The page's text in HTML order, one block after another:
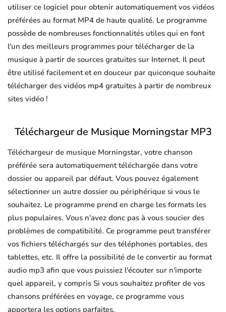
utiliser ce logiciel pour obtenir automatiquement vos vidéos
préférées au format MP4 de haute qualité. Le programme
possède de nombreuses fonctionnalités utiles qui en font
l'un des meilleurs programmes pour télécharger de la
musique à partir de sources gratuites sur Internet. Il peut
être utilisé facilement et en douceur par quiconque souhaite
télécharger des vidéos mp4 gratuites à partir de nombreux
sites vidéo !
Téléchargeur de Musique Morningstar MP3
Téléchargeur de musique Morningstar, votre chanson
préférée sera automatiquement téléchargée dans votre
dossier ou appareil par défaut. Vous pouvez également
sélectionner un autre dossier ou périphérique si vous le
souhaitez. Le programme prend en charge les formats les
plus populaires. Vous n'avez donc pas à vous soucier des
problèmes de compatibilité. Ce programme peut transférer
vos fichiers téléchargés sur des téléphones portables, des
tablettes, etc. Il offre la possibilité de le convertir au format
audio mp3 afin que vous puissiez l'écouter sur n'importe
quel appareil, y compris Si vous souhaitez profiter de vos
chansons préférées en voyage, ce programme vous
apportera les options parfaites.